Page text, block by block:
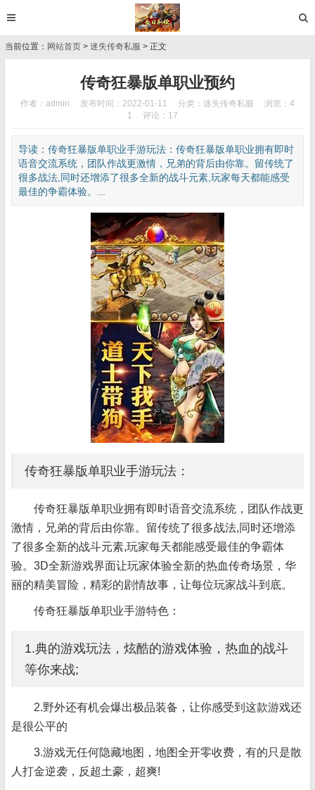
当前位置： 网站首页 > 迷失传奇私服 > 正文
传奇狂暴版单职业预约
作者：admin 发布时间：2022-01-11 分类： 迷失传奇私服
浏览：4
1
评论：17
导读：传奇狂暴版单职业手游玩法：传奇狂暴版单职业拥有即时
语音交流系统，团队作战更激情，兄弟的背后由你靠。留传统了
很多战法,同时还增添了很多全新的战斗元素,玩家每天都能感受
最佳的争霸体验。...
传奇狂暴版单职业手游玩法：
传奇狂暴版单职业拥有即时语音交流系统，团队作战更
激情，兄弟的背后由你靠。留传统了很多战法,同时还增添
了很多全新的战斗元素,玩家每天都能感受最佳的争霸体
验。3D全新游戏界面让玩家体验全新的热血传奇场景，华
丽的精美冒险，精彩的剧情故事，让每位玩家战斗到底。
传奇狂暴版单职业手游特色：
1.典的游戏玩法，炫酷的游戏体验，热血的战斗
等你来战;
2.野外还有机会爆出极品装备，让你感受到这款游戏还
是很公平的
3.游戏无任何隐藏地图，地图全开零收费，有的只是散
人打金逆袭，反超土豪，超爽!